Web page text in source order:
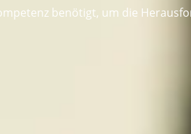
benötigt, um die